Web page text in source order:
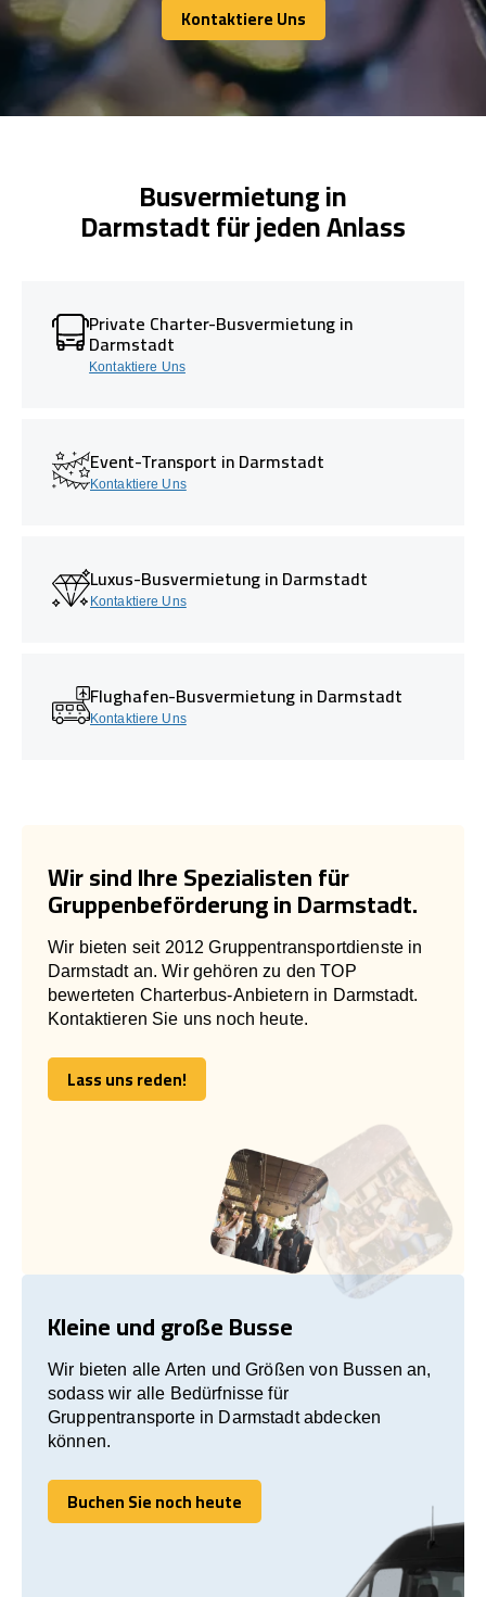
Kontaktiere Uns
Kontaktiere Uns
Busvermietung in
Darmstadt für jeden Anlass
Private Charter-Busvermietung in
Darmstadt
Kontaktiere Uns
Event-Transport in Darmstadt
Kontaktiere Uns
Luxus-Busvermietung in Darmstadt
Kontaktiere Uns
Flughafen-Busvermietung in Darmstadt
Kontaktiere Uns
Wir sind Ihre Spezialisten für
Gruppenbeförderung in Darmstadt.
Wir bieten seit 2012 Gruppentransportdienste in
Darmstadt an. Wir gehören zu den TOP
bewerteten Charterbus-Anbietern in Darmstadt.
Kontaktieren Sie uns noch heute.
Lass uns reden!
Lass uns reden!
Kleine und große Busse
Wir bieten alle Arten und Größen von Bussen an,
sodass wir alle Bedürfnisse für
Gruppentransporte in Darmstadt abdecken
können.
Buchen Sie noch heute
Buchen Sie noch heute